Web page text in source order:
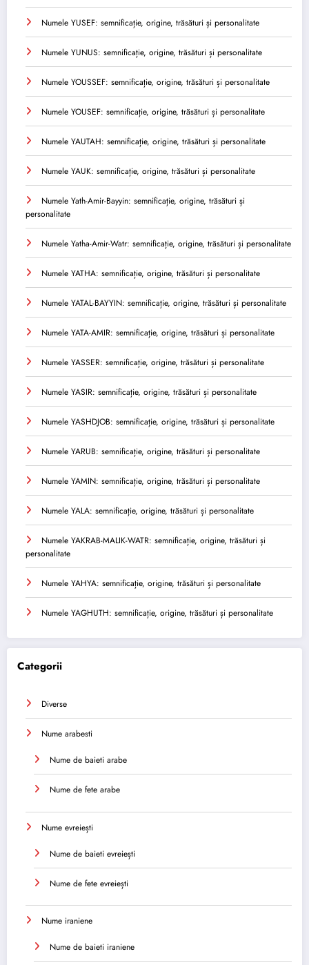
Numele YUSEF: semnificație, origine, trăsături și personalitate
Numele YUNUS: semnificație, origine, trăsături și personalitate
Numele YOUSSEF: semnificație, origine, trăsături și personalitate
Numele YOUSEF: semnificație, origine, trăsături și personalitate
Numele YAUTAH: semnificație, origine, trăsături și personalitate
Numele YAUK: semnificație, origine, trăsături și personalitate
Numele Yath-Amir-Bayyin: semnificație, origine, trăsături și
personalitate
Numele Yatha-Amir-Watr: semnificație, origine, trăsături și personalitate
Numele YATHA: semnificație, origine, trăsături și personalitate
Numele YATAL-BAYYIN: semnificație, origine, trăsături și personalitate
Numele YATA-AMIR: semnificație, origine, trăsături și personalitate
Numele YASSER: semnificație, origine, trăsături și personalitate
Numele YASIR: semnificație, origine, trăsături și personalitate
Numele YASHDJOB: semnificație, origine, trăsături și personalitate
Numele YARUB: semnificație, origine, trăsături și personalitate
Numele YAMIN: semnificație, origine, trăsături și personalitate
Numele YALA: semnificație, origine, trăsături și personalitate
Numele YAKRAB-MALIK-WATR: semnificație, origine, trăsături și
personalitate
Numele YAHYA: semnificație, origine, trăsături și personalitate
Numele YAGHUTH: semnificație, origine, trăsături și personalitate
Categorii
Diverse
Nume arabesti
Nume de baieti arabe
Nume de fete arabe
Nume evreiești
Nume de baieti evreiești
Nume de fete evreiești
Nume iraniene
Nume de baieti iraniene